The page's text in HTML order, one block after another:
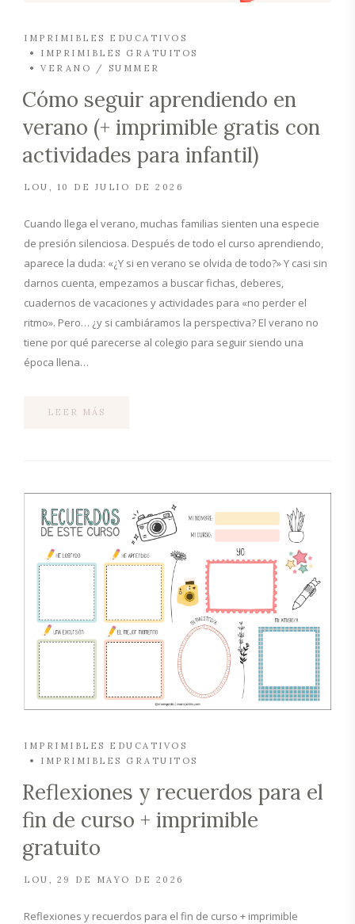
IMPRIMIBLES EDUCATIVOS
IMPRIMIBLES GRATUITOS
VERANO / SUMMER
Cómo seguir aprendiendo en
verano (+ imprimible gratis con
actividades para infantil)
LOU 10 DE JULIO DE 2026
Cuando llega el verano, muchas familias sienten una especie
de presión silenciosa. Después de todo el curso aprendiendo,
aparece la duda: «¿Y si en verano se olvida de todo?» Y casi sin
darnos cuenta, empezamos a buscar fichas, deberes,
cuadernos de vacaciones y actividades para «no perder el
ritmo». Pero… ¿y si cambiáramos la perspectiva? El verano no
tiene por qué parecerse al colegio para seguir siendo una
época llena…
LEER MÁS
IMPRIMIBLES EDUCATIVOS
IMPRIMIBLES GRATUITOS
Reflexiones y recuerdos para el
fin de curso + imprimible
gratuito
LOU 29 DE MAYO DE 2026
Reflexiones y recuerdos para el fin de curso + imprimible